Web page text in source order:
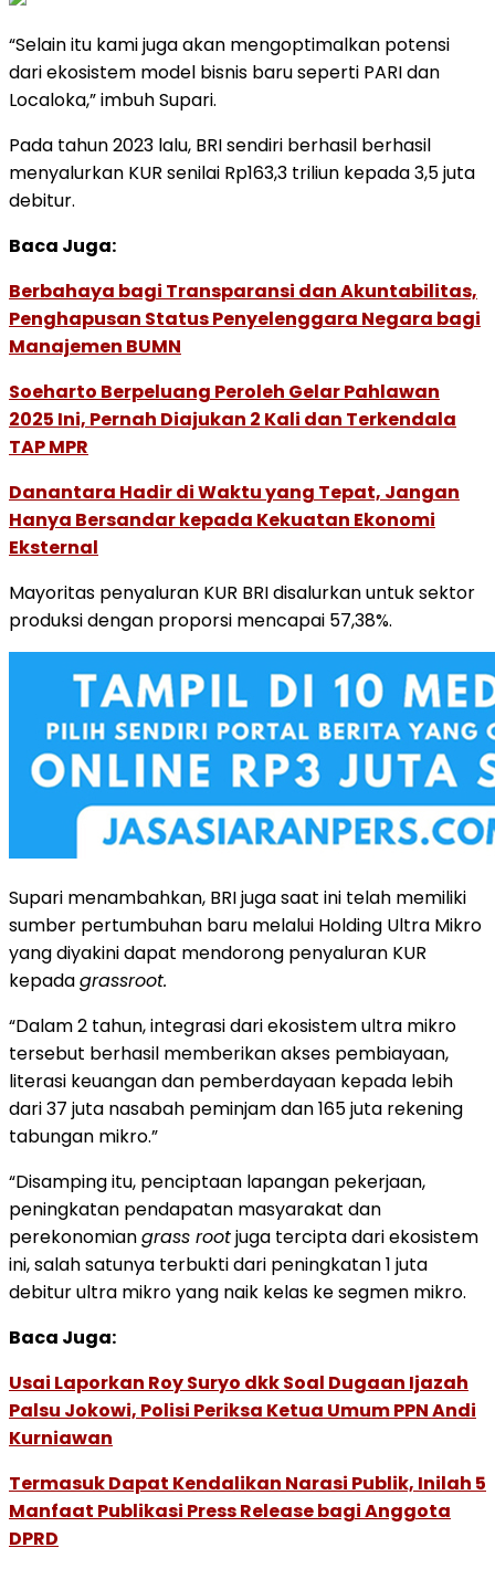
“Selain itu kami juga akan mengoptimalkan potensi
dari ekosistem model bisnis baru seperti PARI dan
Localoka,” imbuh Supari.
Pada tahun 2023 lalu, BRI sendiri berhasil berhasil
menyalurkan KUR senilai Rp163,3 triliun kepada 3,5 juta
debitur.
Baca Juga:
Berbahaya bagi Transparansi dan Akuntabilitas,
Penghapusan Status Penyelenggara Negara bagi
Manajemen BUMN
Soeharto Berpeluang Peroleh Gelar Pahlawan
2025 Ini, Pernah Diajukan 2 Kali dan Terkendala
TAP MPR
Danantara Hadir di Waktu yang Tepat, Jangan
Hanya Bersandar kepada Kekuatan Ekonomi
Eksternal
Mayoritas penyaluran KUR BRI disalurkan untuk sektor
produksi dengan proporsi mencapai 57,38%.
Supari menambahkan, BRI juga saat ini telah memiliki
sumber pertumbuhan baru melalui Holding Ultra Mikro
yang diyakini dapat mendorong penyaluran KUR
kepadagrassroot.
“Dalam 2 tahun, integrasi dari ekosistem ultra mikro
tersebut berhasil memberikan akses pembiayaan,
literasi keuangan dan pemberdayaan kepada lebih
dari 37 juta nasabah peminjam dan 165 juta rekening
tabungan mikro.”
“Disamping itu, penciptaan lapangan pekerjaan,
peningkatan pendapatan masyarakat dan
perekonomiangrass rootjuga tercipta dari ekosistem
ini, salah satunya terbukti dari peningkatan 1 juta
debitur ultra mikro yang naik kelas ke segmen mikro.
Baca Juga:
Usai Laporkan Roy Suryo dkk Soal Dugaan Ijazah
Palsu Jokowi, Polisi Periksa Ketua Umum PPN Andi
Kurniawan
Termasuk Dapat Kendalikan Narasi Publik, Inilah 5
Manfaat Publikasi Press Release bagi Anggota
DPRD